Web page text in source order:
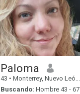
Paloma
43 • Monterrey, Nuevo León, México
Buscando: Hombre 43 - 67